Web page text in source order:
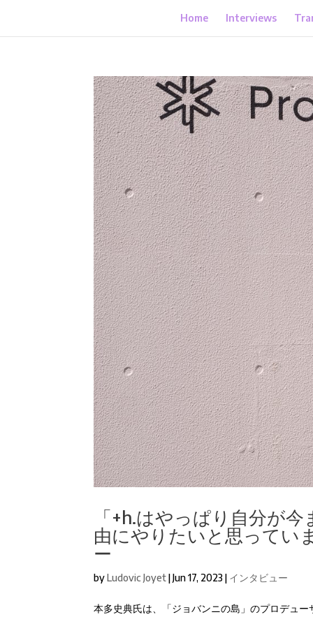
Home Interviews
「+h.はやっぱり自分が
由にやりたいと思って
ー
byLudovic Joyet|Jun 17, 2023 | インタビュー
本多史典氏は、「ジョバンニの島」のプロデュ